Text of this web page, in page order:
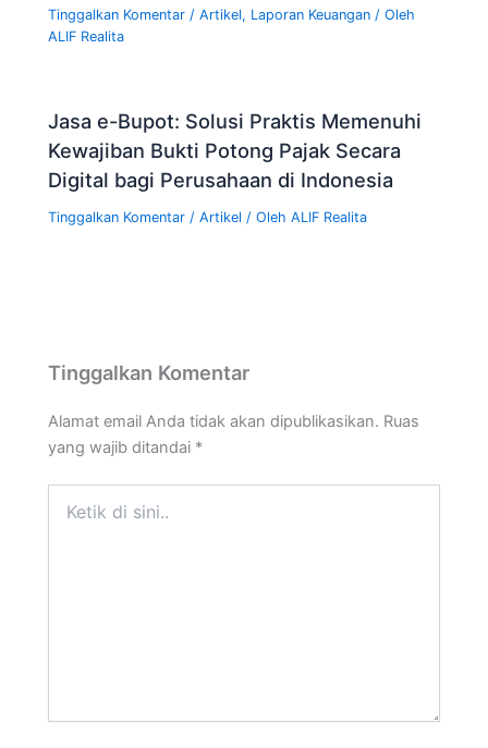
Tinggalkan Komentar /Artikel, Laporan Keuangan / Oleh
ALIF Realita
Jasa e-Bupot: Solusi Praktis Memenuhi
Kewajiban Bukti Potong Pajak Secara
Digital bagi Perusahaan di Indonesia
Tinggalkan Komentar /Artikel / OlehALIF Realita
Tinggalkan Komentar
Alamat email Anda tidak akan dipublikasikan. Ruas
yang wajib ditandai *